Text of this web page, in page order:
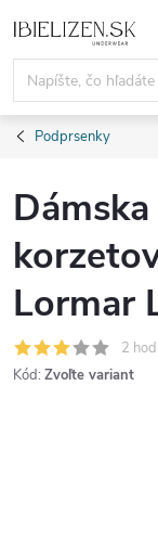
na
obsah
Podprsenky
Lormar
2
Kód: Zvoľte variant